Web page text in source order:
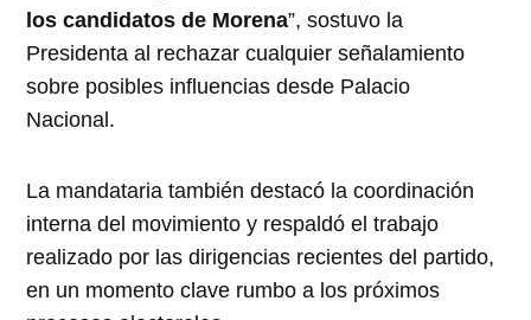
los candidatos de Morena”, sostuvo la
Presidenta al rechazar cualquier señalamiento
sobre posibles influencias desde Palacio
Nacional.
La mandataria también destacó la coordinación
interna del movimiento y respaldó el trabajo
realizado por las dirigencias recientes del partido,
en un momento clave rumbo a los próximos